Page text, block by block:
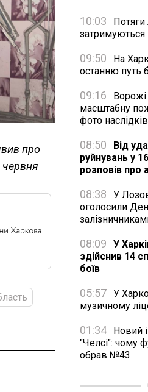
про
червня
10:03
затримуються
09:50
На
останню путь
09:16
масштабну
фото наслідків
08:50
Від
руйнувань у
розповів про
08:38
У
оголосили
08:09
У
здійснив 14
боїв
05:57 У
музичному
01:34
Новий
"Челсі": чому
обрав №43